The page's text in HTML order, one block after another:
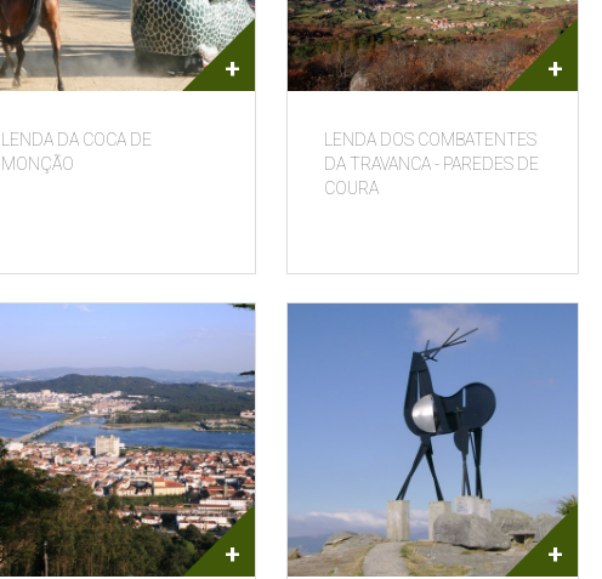
LENDA DA COCA DE
MONÇÃO
+
LENDA DOS COMBATENTES
DA TRAVANCA - PAREDES DE
COURA
+
+ +